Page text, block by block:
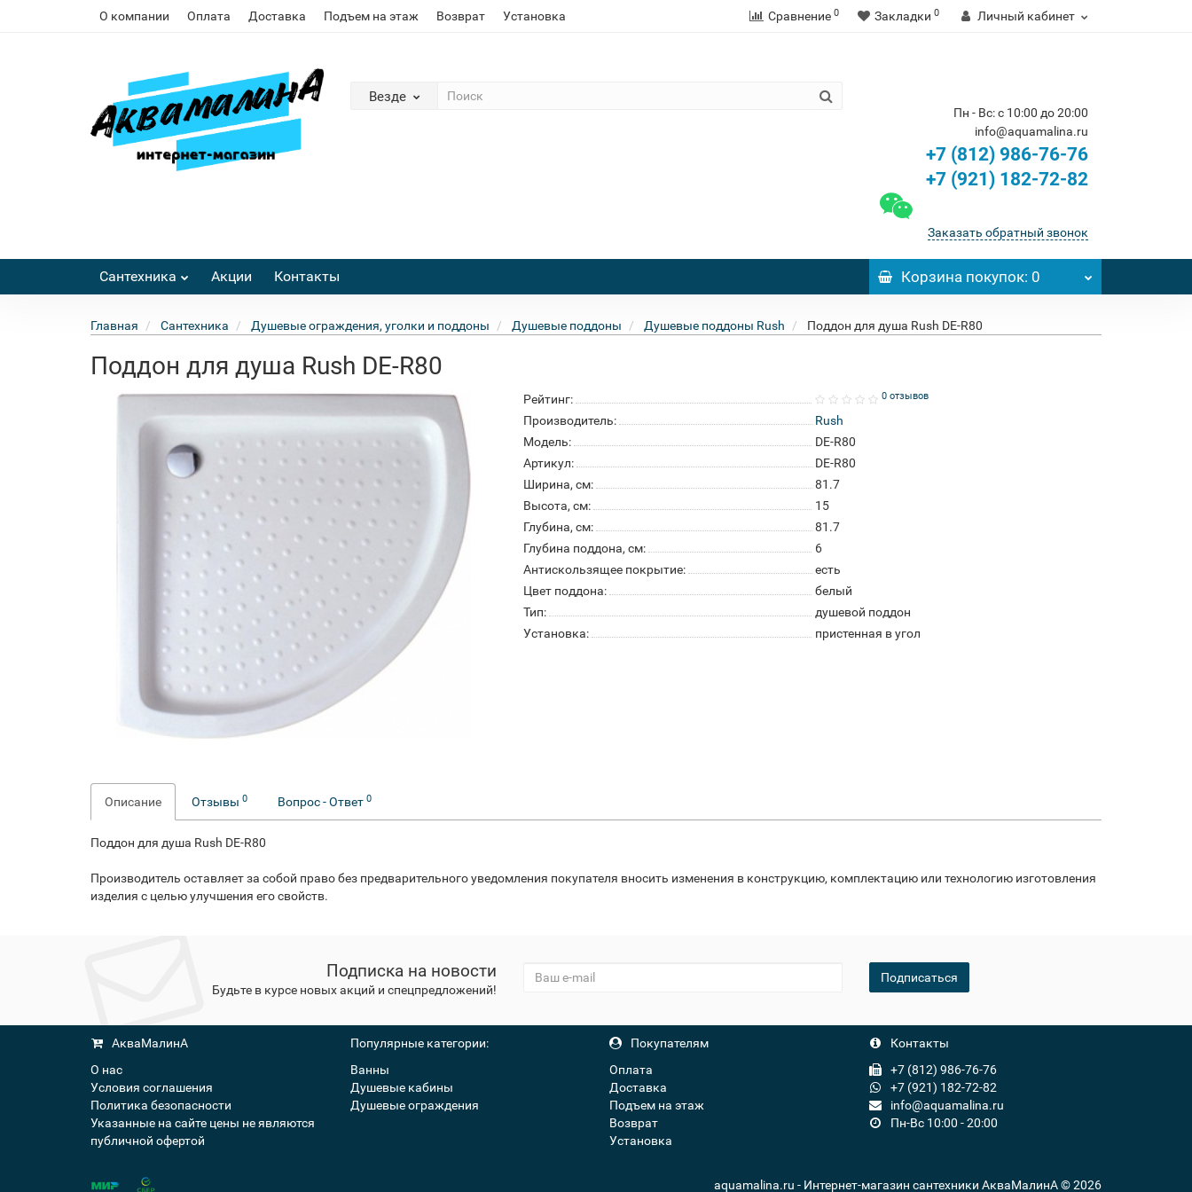
О компании Оплата Доставка Подъем на этаж Возврат Установка Сравнение 0 Закладки 0 Личный кабинет
Везде
Пн - Вс: с 10:00 до 20:00
info@aquamalina.ru
+7 (812) 986-76-76
+7 (921) 182-72-82
Заказать обратный звонок
Сантехника Акции Контакты Корзинапокупок: 0
Главная Сантехника Душевые ограждения, уголки и поддоны Душевые поддоны Душевые поддоны Rush Поддон для душа Rush DE-R80
Поддон для душа Rush DE-R80
Рейтинг: 0 отзывов
Производитель:
Rush
Модель:
DE-R80
Артикул:
DE-R80
Ширина, см:
81.7
Высота, см:
15
Глубина, см:
81.7
Глубина поддона, см:
6
Антискользящее покрытие:
есть
Цвет поддона:
белый
Тип:
душевой поддон
Установка:
пристенная в угол
Описание Отзывы 0 Вопрос - Ответ 0
Поддон для душа Rush DE-R80
Производитель оставляет за собой право без предварительного уведомления покупателя вносить изменения в конструкцию, комплектацию или технологию изготовления
изделия с целью улучшения его свойств.
Подписка на новости
Будьте в курсе новых акций и спецпредложений!
Подписаться
АкваМалинА
О нас
Условия соглашения
Политика безопасности
Указанные на сайте цены не являются
публичной офертой
Популярные категории:
Ванны
Душевые кабины
Душевые ограждения
Покупателям
Оплата
Доставка
Подъем на этаж
Возврат
Установка
Контакты
+7 (812) 986-76-76
+7 (921) 182-72-82
info@aquamalina.ru
Пн-Вс 10:00 - 20:00
aquamalina.ru - Интернет-магазин сантехники АкваМалинА © 2026